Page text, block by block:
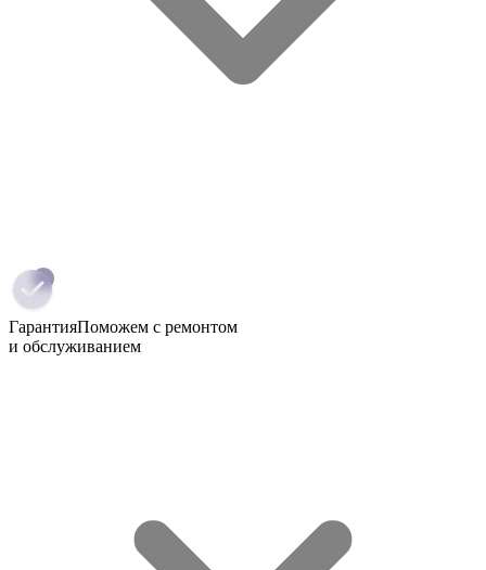
ГарантияПоможем с ремонтом
и обслуживанием